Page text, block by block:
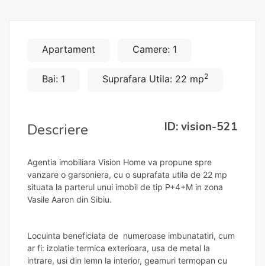
Apartament Camere: 1
Bai: 1 Suprafara Utila: 22 mp2
Descriere ID: vision-521
Agentia imobiliara Vision Home va propune spre
vanzare o garsoniera, cu o suprafata utila de 22 mp
situata la parterul unui imobil de tip P+4+M in zona
Vasile Aaron din Sibiu.
Locuinta beneficiata de numeroase imbunatatiri, cum
ar fi: izolatie termica exterioara, usa de metal la
intrare, usi din lemn la interior, geamuri termopan cu